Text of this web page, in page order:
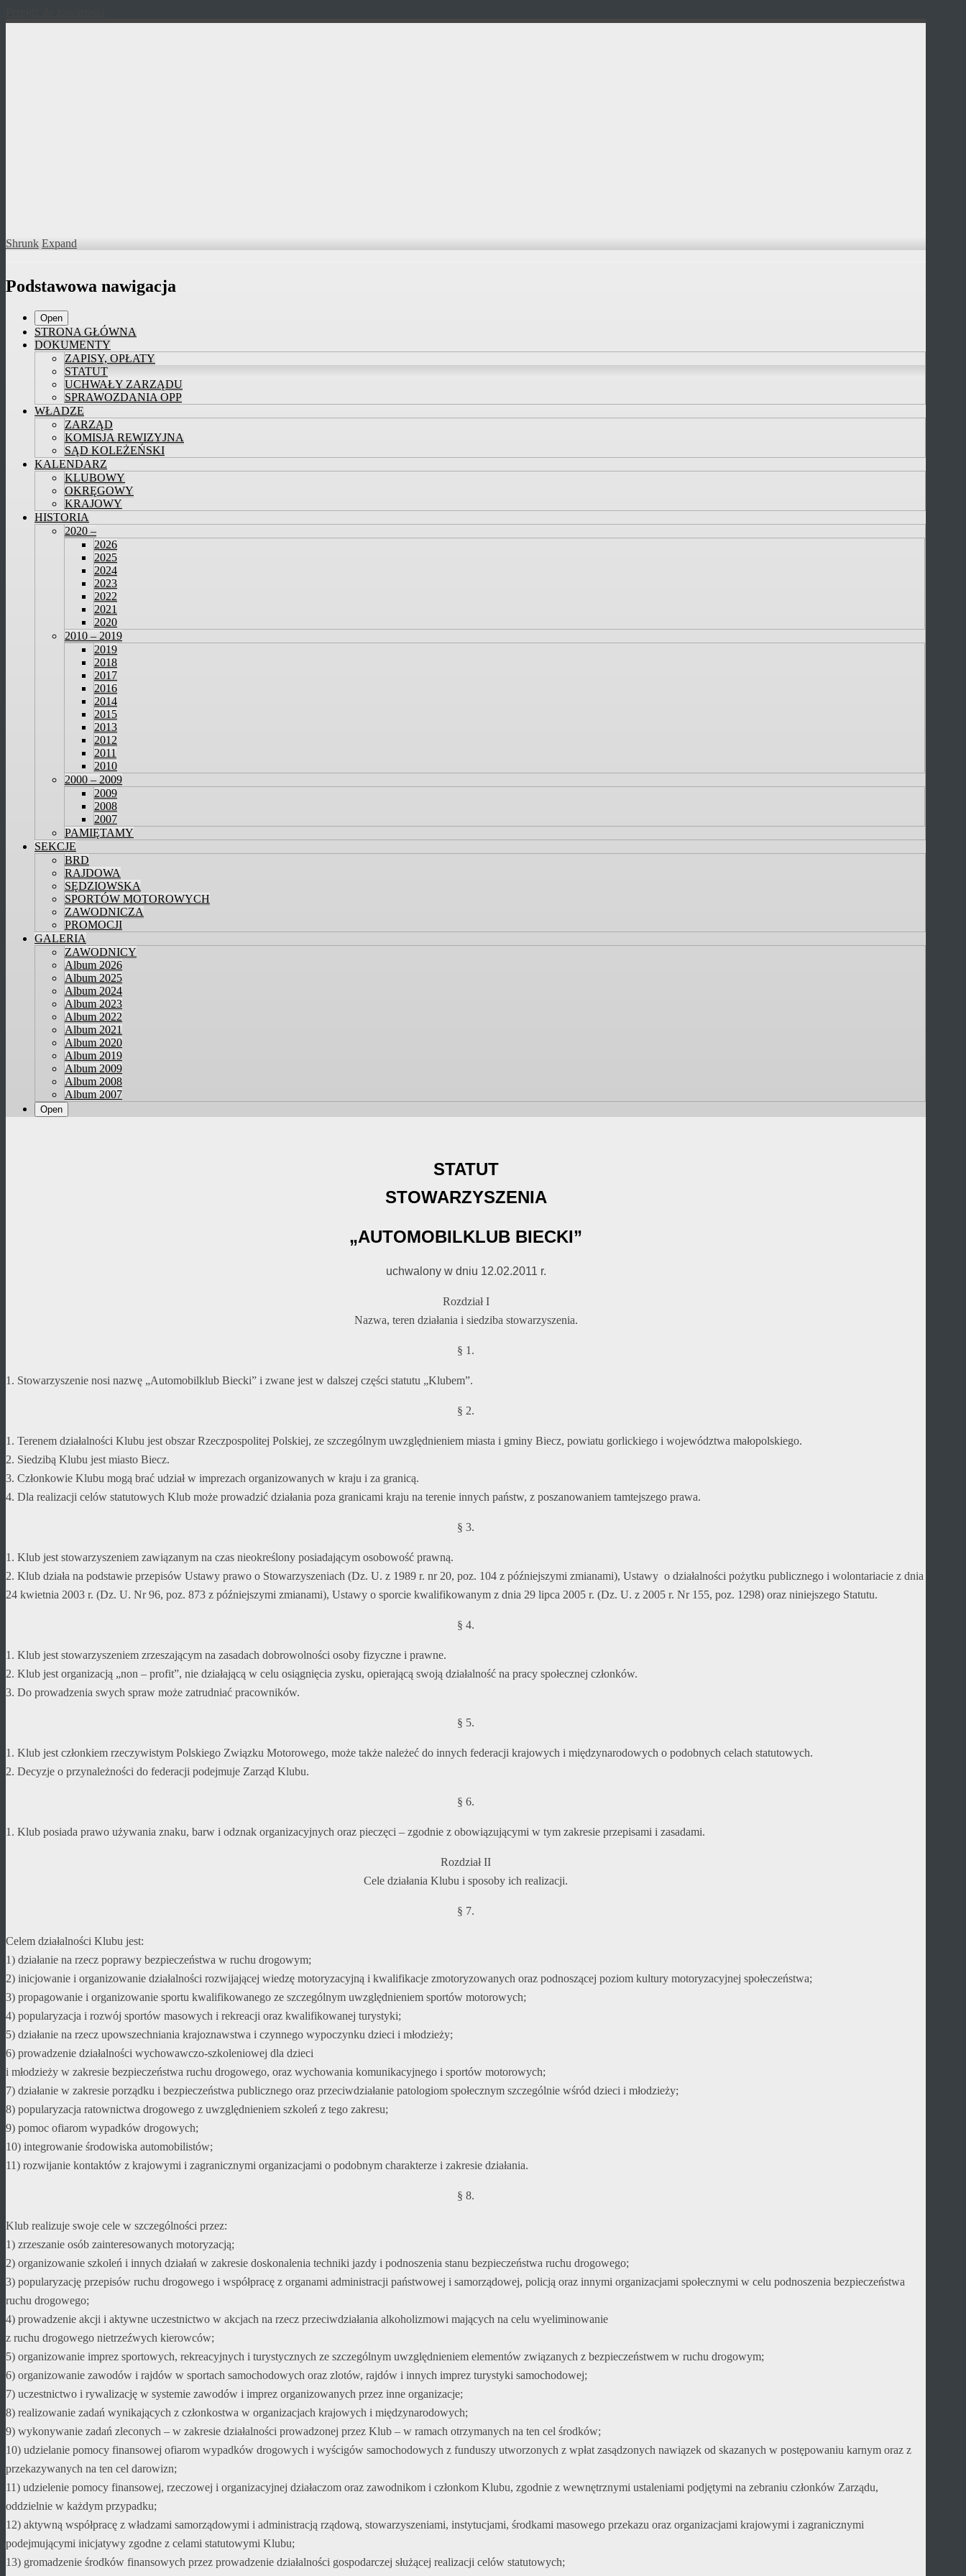
Shrunk Expand
Podstawowa nawigacja
Open
STRONA GŁÓWNA
DOKUMENTY
ZAPISY, OPŁATY
STATUT
UCHWAŁY ZARZĄDU
SPRAWOZDANIA OPP
WŁADZE
ZARZĄD
KOMISJA REWIZYJNA
SĄD KOLEŻEŃSKI
KALENDARZ
KLUBOWY
OKRĘGOWY
KRAJOWY
HISTORIA
2020 –
2026
2025
2024
2023
2022
2021
2020
2010 – 2019
2019
2018
2017
2016
2014
2015
2013
2012
2011
2010
2000 – 2009
2009
2008
2007
PAMIĘTAMY
SEKCJE
BRD
RAJDOWA
SĘDZIOWSKA
SPORTÓW MOTOROWYCH
ZAWODNICZA
PROMOCJI
GALERIA
ZAWODNICY
Album 2026
Album 2025
Album 2024
Album 2023
Album 2022
Album 2021
Album 2020
Album 2019
Album 2009
Album 2008
Album 2007
Open
STATUT
STOWARZYSZENIA
„AUTOMOBILKLUB BIECKI”
uchwalony w dniu 12.02.2011 r.
Rozdział I
Nazwa, teren działania i siedziba stowarzyszenia.
§ 1.
1. Stowarzyszenie nosi nazwę „Automobilklub Biecki” i zwane jest w dalszej części statutu „Klubem”.
§ 2.
1. Terenem działalności Klubu jest obszar Rzeczpospolitej Polskiej, ze szczególnym uwzględnieniem miasta i gminy Biecz, powiatu gorlickiego i województwa małopolskiego.
2. Siedzibą Klubu jest miasto Biecz.
3. Członkowie Klubu mogą brać udział w imprezach organizowanych w kraju i za granicą.
4. Dla realizacji celów statutowych Klub może prowadzić działania poza granicami kraju na terenie innych państw, z poszanowaniem tamtejszego prawa.
§ 3.
1. Klub jest stowarzyszeniem zawiązanym na czas nieokreślony posiadającym osobowość prawną.
2. Klub działa na podstawie przepisów Ustawy prawo o Stowarzyszeniach (Dz. U. z 1989 r. nr 20, poz. 104 z późniejszymi zmianami), Ustawy o działalności pożytku publicznego i wolontariacie z dnia
24 kwietnia 2003 r. (Dz. U. Nr 96, poz. 873 z późniejszymi zmianami), Ustawy o sporcie kwalifikowanym z dnia 29 lipca 2005 r. (Dz. U. z 2005 r. Nr 155, poz. 1298) oraz niniejszego Statutu.
§ 4.
1. Klub jest stowarzyszeniem zrzeszającym na zasadach dobrowolności osoby fizyczne i prawne.
2. Klub jest organizacją „non – profit”, nie działającą w celu osiągnięcia zysku, opierającą swoją działalność na pracy społecznej członków.
3. Do prowadzenia swych spraw może zatrudniać pracowników.
§ 5.
1. Klub jest członkiem rzeczywistym Polskiego Związku Motorowego, może także należeć do innych federacji krajowych i międzynarodowych o podobnych celach statutowych.
2. Decyzje o przynależności do federacji podejmuje Zarząd Klubu.
§ 6.
1. Klub posiada prawo używania znaku, barw i odznak organizacyjnych oraz pieczęci – zgodnie z obowiązującymi w tym zakresie przepisami i zasadami.
Rozdział II
Cele działania Klubu i sposoby ich realizacji.
§ 7.
Celem działalności Klubu jest:
1) działanie na rzecz poprawy bezpieczeństwa w ruchu drogowym;
2) inicjowanie i organizowanie działalności rozwijającej wiedzę motoryzacyjną i kwalifikacje zmotoryzowanych oraz podnoszącej poziom kultury motoryzacyjnej społeczeństwa;
3) propagowanie i organizowanie sportu kwalifikowanego ze szczególnym uwzględnieniem sportów motorowych;
4) popularyzacja i rozwój sportów masowych i rekreacji oraz kwalifikowanej turystyki;
5) działanie na rzecz upowszechniania krajoznawstwa i czynnego wypoczynku dzieci i młodzieży;
6) prowadzenie działalności wychowawczo-szkoleniowej dla dzieci
i młodzieży w zakresie bezpieczeństwa ruchu drogowego, oraz wychowania komunikacyjnego i sportów motorowych;
7) działanie w zakresie porządku i bezpieczeństwa publicznego oraz przeciwdziałanie patologiom społecznym szczególnie wśród dzieci i młodzieży;
8) popularyzacja ratownictwa drogowego z uwzględnieniem szkoleń z tego zakresu;
9) pomoc ofiarom wypadków drogowych;
10) integrowanie środowiska automobilistów;
11) rozwijanie kontaktów z krajowymi i zagranicznymi organizacjami o podobnym charakterze i zakresie działania.
§ 8.
Klub realizuje swoje cele w szczególności przez:
1) zrzeszanie osób zainteresowanych motoryzacją;
2) organizowanie szkoleń i innych działań w zakresie doskonalenia techniki jazdy i podnoszenia stanu bezpieczeństwa ruchu drogowego;
3) popularyzację przepisów ruchu drogowego i współpracę z organami administracji państwowej i samorządowej, policją oraz innymi organizacjami społecznymi w celu podnoszenia bezpieczeństwa
ruchu drogowego;
4) prowadzenie akcji i aktywne uczestnictwo w akcjach na rzecz przeciwdziałania alkoholizmowi mających na celu wyeliminowanie
z ruchu drogowego nietrzeźwych kierowców;
5) organizowanie imprez sportowych, rekreacyjnych i turystycznych ze szczególnym uwzględnieniem elementów związanych z bezpieczeństwem w ruchu drogowym;
6) organizowanie zawodów i rajdów w sportach samochodowych oraz zlotów, rajdów i innych imprez turystyki samochodowej;
7) uczestnictwo i rywalizację w systemie zawodów i imprez organizowanych przez inne organizacje;
8) realizowanie zadań wynikających z członkostwa w organizacjach krajowych i międzynarodowych;
9) wykonywanie zadań zleconych – w zakresie działalności prowadzonej przez Klub – w ramach otrzymanych na ten cel środków;
10) udzielanie pomocy finansowej ofiarom wypadków drogowych i wyścigów samochodowych z funduszy utworzonych z wpłat zasądzonych nawiązek od skazanych w postępowaniu karnym oraz z
przekazywanych na ten cel darowizn;
11) udzielenie pomocy finansowej, rzeczowej i organizacyjnej działaczom oraz zawodnikom i członkom Klubu, zgodnie z wewnętrznymi ustaleniami podjętymi na zebraniu członków Zarządu,
oddzielnie w każdym przypadku;
12) aktywną współpracę z władzami samorządowymi i administracją rządową, stowarzyszeniami, instytucjami, środkami masowego przekazu oraz organizacjami krajowymi i zagranicznymi
podejmującymi inicjatywy zgodne z celami statutowymi Klubu;
13) gromadzenie środków finansowych przez prowadzenie działalności gospodarczej służącej realizacji celów statutowych;